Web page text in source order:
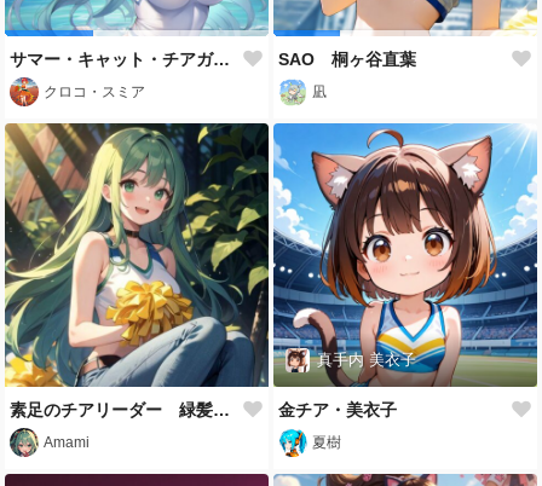
サマー・キャット・チアガール
クロコ・スミア
SAO 桐ヶ谷直葉
凪
素足のチアリーダー 緑髪少女
Amami
真手内 美衣子
金チア・美衣子
夏樹